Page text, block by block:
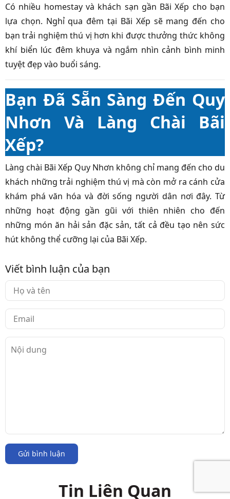
Có nhiều homestay và khách sạn gần Bãi Xếp cho bạn
lựa chọn. Nghỉ qua đêm tại Bãi Xếp sẽ mang đến cho
bạn trải nghiệm thú vị hơn khi được thưởng thức không
khí biển lúc đêm khuya và ngắm nhìn cảnh bình minh
tuyệt đẹp vào buổi sáng.
Bạn Đã Sẵn Sàng Đến Quy
Nhơn Và Làng Chài Bãi
Xếp?
Làng chài Bãi Xếp Quy Nhơn không chỉ mang đến cho du
khách những trải nghiệm thú vị mà còn mở ra cánh cửa
khám phá văn hóa và đời sống người dân nơi đây. Từ
những hoạt động gần gũi với thiên nhiên cho đến
những món ăn hải sản đặc sản, tất cả đều tạo nên sức
hút không thể cưỡng lại của Bãi Xếp.
Viết bình luận của bạn
Gửi bình luận
Tin Liên Quan